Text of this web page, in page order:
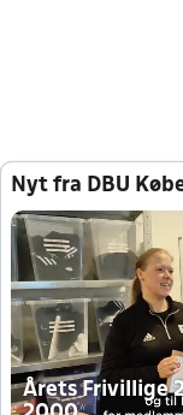
Nyt fra DBU
Årets Frivillige